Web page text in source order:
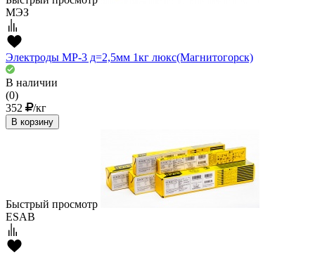
МЭЗ
Электроды МР-3 д=2,5мм 1кг люкс(Магнитогорск)
В наличии
(0)
352
/кг
В корзину
Быстрый просмотр
ESAB